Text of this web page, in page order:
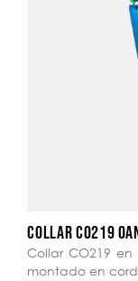
COLLAR CO219
Collar CO219
montado en